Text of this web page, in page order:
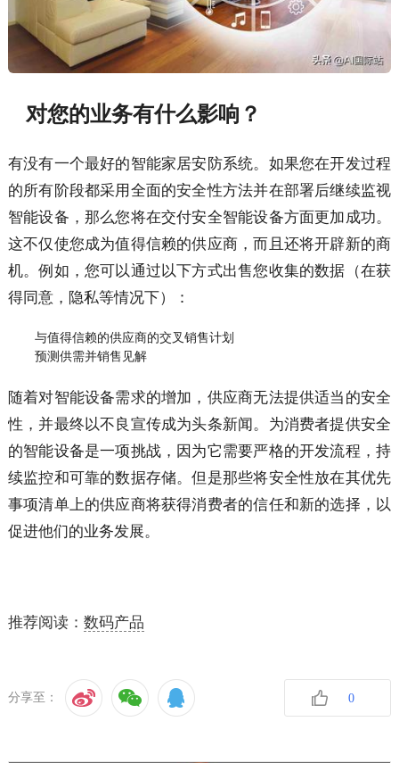
对您的业务有什么影响？
有没有一个最好的智能家居安防系统。如果您在开发过程
的所有阶段都采用全面的安全性方法并在部署后继续监视
智能设备，那么您将在交付安全智能设备方面更加成功。
这不仅使您成为值得信赖的供应商，而且还将开辟新的商
机。例如，您可以通过以下方式出售您收集的数据（在获
得同意，隐私等情况下）：
与值得信赖的供应商的交叉销售计划
预测供需并销售见解
随着对智能设备需求的增加，供应商无法提供适当的安全
性，并最终以不良宣传成为头条新闻。为消费者提供安全
的智能设备是一项挑战，因为它需要严格的开发流程，持
续监控和可靠的数据存储。但是那些将安全性放在其优先
事项清单上的供应商将获得消费者的信任和新的选择，以
促进他们的业务发展。
推荐阅读： 数码产品
分享至： 0